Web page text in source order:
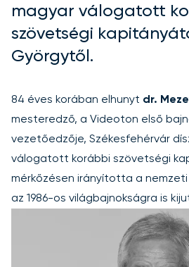
magyar válogatott
szövetségi
Györgytől.
84 éves korában elhunyt dr.
mesteredző, a Videoton első
vezetőedzője, Székesfehérvár
válogatott korábbi szövetségi
mérkőzésen irányította a
az 1986-os világbajnokságra is